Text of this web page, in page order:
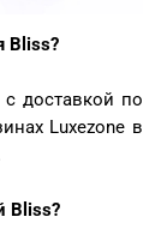
Bliss?
доставкой по
Luxezone в
Bliss?